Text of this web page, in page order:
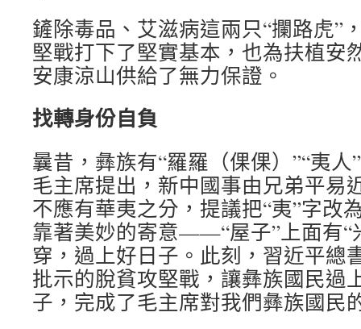
鏟除毒品、艾滋病這兩只“攔路虎”
堅戰打下了堅實基本，也為扶植安
安康涼山供給了無力保證。
找轉身份自負
曩昔，彝族有“羅羅（倮倮）”“夷
毛主席提出，新中國事由兄弟平易
不應有華夷之分，提議把“夷”字改
靠著美妙的寄意——“屋子”上面有“
穿，過上好日子。此刻，習近平總
批示的脫貧攻堅戰，讓彝族國民過
子，完成了毛主席對我們彝族國民